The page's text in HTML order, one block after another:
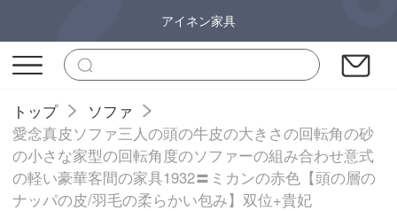
アイネン家具
トップ
ソファ
愛念真皮ソファ三人の頭の牛皮の大きさの回転角の砂
の小さな家型の回転角度のソファーの組み合わせ意式
の軽い豪華客間の家具1932〓ミカンの赤色【頭の層の
ナッパの皮/羽毛の柔らかい包み】双位+貴妃